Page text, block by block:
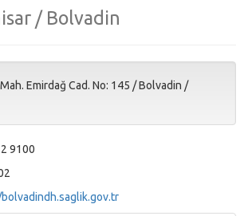
/ Bolvadin
Emirdağ Cad. No: 145 /Bolvadin /
9100